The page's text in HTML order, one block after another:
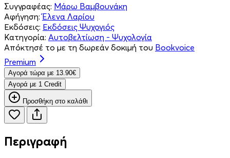
Συγγραφέας: Μάρω Βαμβουνάκη
Αφήγηση: Έλενα Λαρίου
Εκδόσεις: Εκδόσεις Ψυχογιός
Κατηγορία: Αυτοβελτίωση - Ψυχολογία
Απόκτησέ το με τη δωρεάν δοκιμή του Bookvoice
Premium
Aγορά τώρα με 13.90€
Aγορά με 1 Credit
Προσθήκη στο καλάθι
Περιγραφή